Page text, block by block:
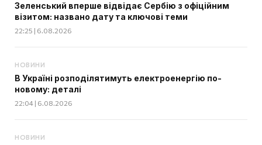
Зеленський вперше відвідає Сербію з офіційним
візитом: названо дату та ключові теми
22:25 | 6.08.2026
НОВИНИ
В Україні розподілятимуть електроенергію по-
новому: деталі
22:04 | 6.08.2026
НОВИНИ